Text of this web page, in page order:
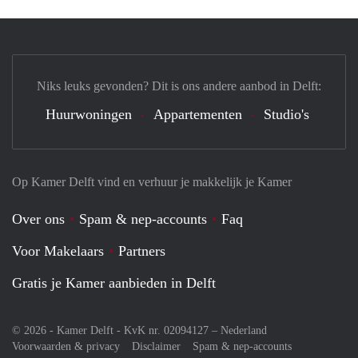
Op Kamer Delft vind en verhuur je makkelijk je Kamer
Over ons Spam & nep-accounts
Faq
Voor Makelaars
Partners
Gratis je Kamer aanbieden in Delft
© 2026 - Kamer Delft - KvK nr. 02094127 – Nederland
Voorwaarden & privacy
Disclaimer
Spam & nep-accounts
Niks leuks gevonden? Dit is ons andere aanbod in Delft:
Huurwoningen Appartementen Studio's